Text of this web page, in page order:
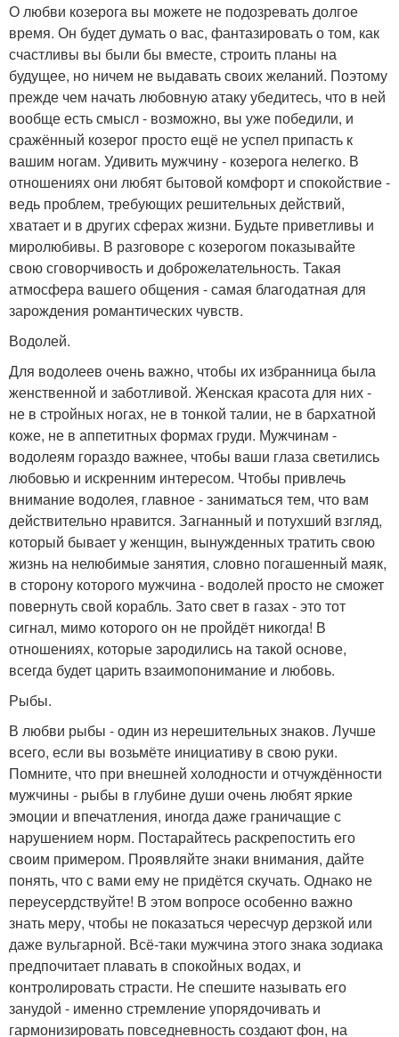
О любви козерога вы можете не подозревать долгое
время. Он будет думать о вас, фантазировать о том, как
счастливы вы были бы вместе, строить планы на
будущее, но ничем не выдавать своих желаний. Поэтому
прежде чем начать любовную атаку убедитесь, что в ней
вообще есть смысл - возможно, вы уже победили, и
сражённый козерог просто ещё не успел припасть к
вашим ногам. Удивить мужчину - козерога нелегко. В
отношениях они любят бытовой комфорт и спокойствие -
ведь проблем, требующих решительных действий,
хватает и в других сферах жизни. Будьте приветливы и
миролюбивы. В разговоре с козерогом показывайте
свою сговорчивость и доброжелательность. Такая
атмосфера вашего общения - самая благодатная для
зарождения романтических чувств.
Водолей.
Для водолеев очень важно, чтобы их избранница была
женственной и заботливой. Женская красота для них -
не в стройных ногах, не в тонкой талии, не в бархатной
коже, не в аппетитных формах груди. Мужчинам -
водолеям гораздо важнее, чтобы ваши глаза светились
любовью и искренним интересом. Чтобы привлечь
внимание водолея, главное - заниматься тем, что вам
действительно нравится. Загнанный и потухший взгляд,
который бывает у женщин, вынужденных тратить свою
жизнь на нелюбимые занятия, словно погашенный маяк,
в сторону которого мужчина - водолей просто не сможет
повернуть свой корабль. Зато свет в газах - это тот
сигнал, мимо которого он не пройдёт никогда! В
отношениях, которые зародились на такой основе,
всегда будет царить взаимопонимание и любовь.
Рыбы.
В любви рыбы - один из нерешительных знаков. Лучше
всего, если вы возьмёте инициативу в свою руки.
Помните, что при внешней холодности и отчуждённости
мужчины - рыбы в глубине души очень любят яркие
эмоции и впечатления, иногда даже граничащие с
нарушением норм. Постарайтесь раскрепостить его
своим примером. Проявляйте знаки внимания, дайте
понять, что с вами ему не придётся скучать. Однако не
переусердствуйте! В этом вопросе особенно важно
знать меру, чтобы не показаться чересчур дерзкой или
даже вульгарной. Всё-таки мужчина этого знака зодиака
предпочитает плавать в спокойных водах, и
контролировать страсти. Не спешите называть его
занудой - именно стремление упорядочивать и
гармонизировать повседневность создают фон, на